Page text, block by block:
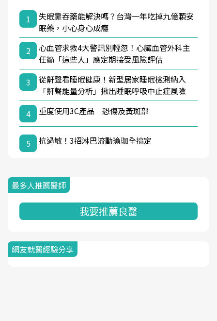
1
失眠靠吞藥能解決嗎？台灣一年吃掉九億顆安
眠藥，小心身心成癮
2
心血管求救4大警訊別輕忽！心臟血管外科主
任籲「這些人」應定期接受風險評估
3
從鼾聲看睡眠健康！新型居家睡眠檢測納入
「鼾聲能量分析」揪出睡眠呼吸中止症風險
4
重度使用3C產品 恐傷及黃斑部
5 抗過敏！3招淋巴流動瑜珈全搞定
最多人推薦醫師
我要推薦良醫
網友就醫經驗分享